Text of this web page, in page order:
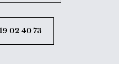
02 40 73